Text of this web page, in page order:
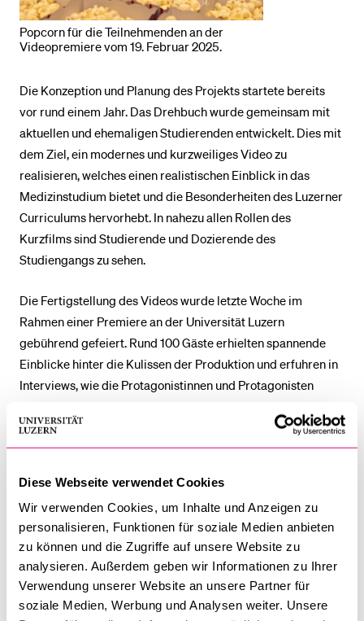
Diese Webseite verwendet Cookies
Wir verwenden Cookies, um Inhalte und Anzeigen zu
personalisieren, Funktionen für soziale Medien anbieten
zu können und die Zugriffe auf unsere Website zu
analysieren. Außerdem geben wir Informationen zu Ihrer
Verwendung unserer Website an unsere Partner für
soziale Medien, Werbung und Analysen weiter. Unsere
Popcorn für die Teilnehmenden an der
Videopremiere vom 19. Februar 2025.
Die Konzeption und Planung des Projekts startete bereits
vor rund einem Jahr. Das Drehbuch wurde gemeinsam mit
aktuellen und ehemaligen Studierenden entwickelt. Dies mit
dem Ziel, ein modernes und kurzweiliges Video zu
realisieren, welches einen realistischen Einblick in das
Medizinstudium bietet und die Besonderheiten des Luzerner
Curriculums hervorhebt. In nahezu allen Rollen des
Kurzfilms sind Studierende und Dozierende des
Studiengangs zu sehen.
Die Fertigstellung des Videos wurde letzte Woche im
Rahmen einer Premiere an der Universität Luzern
gebührend gefeiert. Rund 100 Gäste erhielten spannende
Einblicke hinter die Kulissen der Produktion und erfuhren in
Interviews, wie die Protagonistinnen und Protagonisten
Moderiert wurde der Anlass von Studiengangsleiter Dr.
Stefan Gysin, der die Anwesenden wie gewohnt mit dem
Weiterführende Links:
Video YouTube
Website Joint Medical Master